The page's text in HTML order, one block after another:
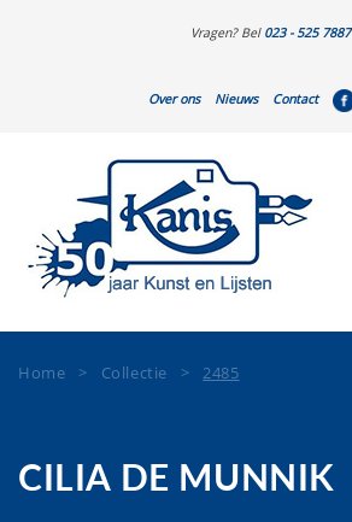
Vragen? Bel 023 - 525 7887
Over ons Nieuws Contact
Home > Collectie >2485
CILIA DE MUNNIK